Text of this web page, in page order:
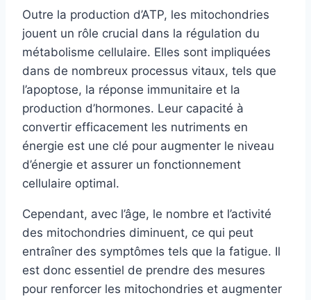
Outre la production d’ATP, les mitochondries
jouent un rôle crucial dans la régulation du
métabolisme cellulaire. Elles sont impliquées
dans de nombreux processus vitaux, tels que
l’apoptose, la réponse immunitaire et la
production d’hormones. Leur capacité à
convertir efficacement les nutriments en
énergie est une clé pour augmenter le niveau
d’énergie et assurer un fonctionnement
cellulaire optimal.
Cependant, avec l’âge, le nombre et l’activité
des mitochondries diminuent, ce qui peut
entraîner des symptômes tels que la fatigue. Il
est donc essentiel de prendre des mesures
pour renforcer les mitochondries et augmenter